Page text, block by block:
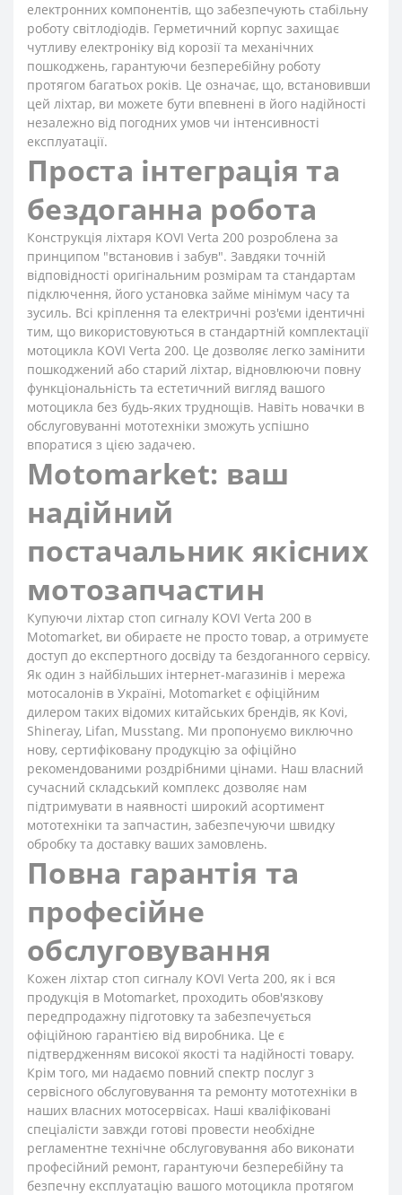
електронних компонентів, що забезпечують стабільну
роботу світлодіодів. Герметичний корпус захищає
чутливу електроніку від корозії та механічних
пошкоджень, гарантуючи безперебійну роботу
протягом багатьох років. Це означає, що, встановивши
цей ліхтар, ви можете бути впевнені в його надійності
незалежно від погодних умов чи інтенсивності
експлуатації.
Проста інтеграція та
бездоганна робота
Конструкція ліхтаря KOVI Verta 200 розроблена за
принципом "встановив і забув". Завдяки точній
відповідності оригінальним розмірам та стандартам
підключення, його установка займе мінімум часу та
зусиль. Всі кріплення та електричні роз'єми ідентичні
тим, що використовуються в стандартній комплектації
мотоцикла KOVI Verta 200. Це дозволяє легко замінити
пошкоджений або старий ліхтар, відновлюючи повну
функціональність та естетичний вигляд вашого
мотоцикла без будь-яких труднощів. Навіть новачки в
обслуговуванні мототехніки зможуть успішно
впоратися з цією задачею.
Motomarket: ваш
надійний
постачальник якісних
мотозапчастин
Купуючи ліхтар стоп сигналу KOVI Verta 200 в
Motomarket, ви обираєте не просто товар, а отримуєте
доступ до експертного досвіду та бездоганного сервісу.
Як один з найбільших інтернет-магазинів і мережа
мотосалонів в Україні, Motomarket є офіційним
дилером таких відомих китайських брендів, як Kovi,
Shineray, Lifan, Musstang. Ми пропонуємо виключно
нову, сертифіковану продукцію за офіційно
рекомендованими роздрібними цінами. Наш власний
сучасний складський комплекс дозволяє нам
підтримувати в наявності широкий асортимент
мототехніки та запчастин, забезпечуючи швидку
обробку та доставку ваших замовлень.
Повна гарантія та
професійне
обслуговування
Кожен ліхтар стоп сигналу KOVI Verta 200, як і вся
продукція в Motomarket, проходить обов'язкову
передпродажну підготовку та забезпечується
офіційною гарантією від виробника. Це є
підтвердженням високої якості та надійності товару.
Крім того, ми надаємо повний спектр послуг з
сервісного обслуговування та ремонту мототехніки в
наших власних мотосервісах. Наші кваліфіковані
спеціалісти завжди готові провести необхідне
регламентне технічне обслуговування або виконати
професійний ремонт, гарантуючи безперебійну та
безпечну експлуатацію вашого мотоцикла протягом